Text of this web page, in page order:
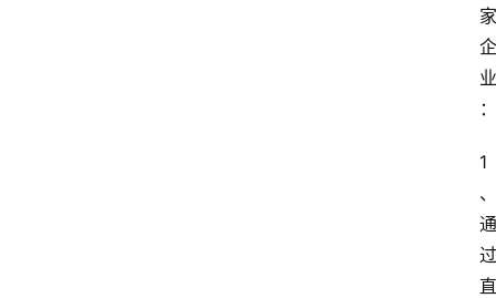
家
企
业
：
1
、
通
过
直